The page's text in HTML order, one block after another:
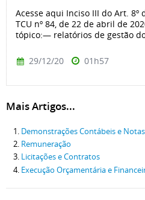
Acesse aqui Inciso III do Art.
TCU nº 84, de 22 de abril de
tópico:— relatórios de gestão
29/12/20 01h57
Mais Artigos...
Demonstrações Contábeis e
Remuneração
Licitações e Contratos
Execução Orçamentária e